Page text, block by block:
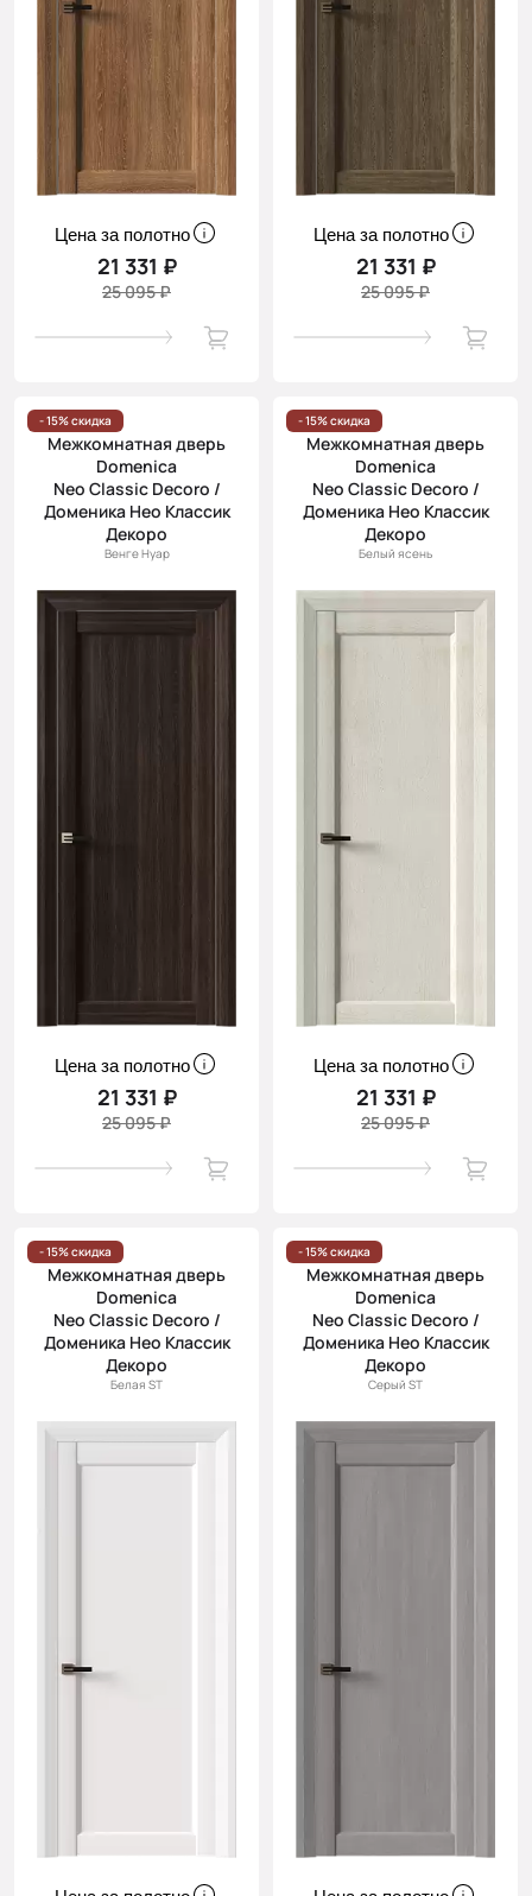
Цена за полотно
21 331 ₽
25 095 ₽
Цена за полотно
21 331 ₽
25 095 ₽
- 15% скидка
Межкомнатная дверь
Domenica
Neo Classic Decoro /
Доменика Нео Классик
Декоро
Венге Нуар
Цена за полотно
21 331 ₽
25 095 ₽
- 15% скидка
Межкомнатная дверь
Domenica
Neo Classic Decoro /
Доменика Нео Классик
Декоро
Белый ясень
Цена за полотно
21 331 ₽
25 095 ₽
- 15% скидка
Межкомнатная дверь
Domenica
Neo Classic Decoro /
Доменика Нео Классик
Декоро
Белая ST
- 15% скидка
Межкомнатная дверь
Domenica
Neo Classic Decoro /
Доменика Нео Классик
Декоро
Серый ST